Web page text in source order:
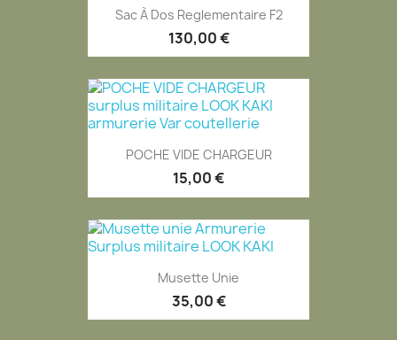
Sac À Dos Reglementaire F2
130,00 €
POCHE VIDE CHARGEUR
15,00 €
Musette Unie
35,00 €